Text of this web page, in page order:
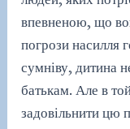
впевненою, що
погрози насилля
сумніву, дитина
батькам. Але в
задовільнити цю